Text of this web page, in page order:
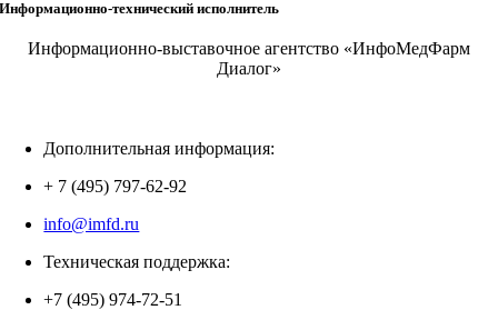
Информационно-технический исполнитель
Информационно-выставочное агентство «ИнфоМедФарм
Диалог»
Дополнительная информация:
+ 7 (495) 797-62-92
info@imfd.ru
Техническая поддержка:
+7 (495) 974-72-51